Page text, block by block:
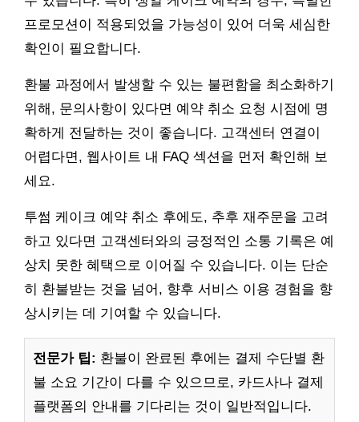
프로모션이 적용되었을 가능성이 있어 더욱 세심한
확인이 필요합니다.
환불 과정에서 발생할 수 있는 불편함을 최소화하기
위해, 문의사항이 있다면 예약 취소 요청 시점에 명
확하게 전달하는 것이 좋습니다. 고객센터 연결이
어렵다면, 웹사이트 내 FAQ 섹션을 먼저 확인해 보
세요.
투썸 케이크 예약 취소 후에도, 추후 재주문을 고려
하고 있다면 고객센터와의 긍정적인 소통 기록은 예
상치 못한 혜택으로 이어질 수 있습니다. 이는 단순
히 환불받는 것을 넘어, 향후 서비스 이용 경험을 향
상시키는 데 기여할 수 있습니다.
전문가 팁: 환불이 완료된 후에는 결제 수단별 환
불 소요 기간이 다를 수 있으므로, 카드사나 결제
플랫폼의 안내를 기다리는 것이 일반적입니다.